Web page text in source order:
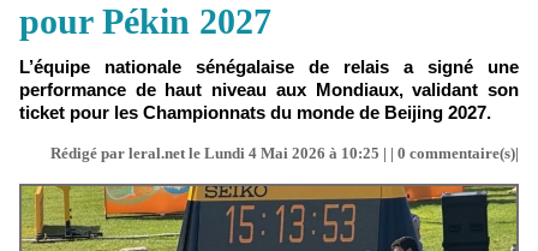
pour Pékin 2027
L’équipe nationale sénégalaise de relais a signé une
performance de haut niveau aux Mondiaux, validant son
ticket pour les Championnats du monde de Beijing 2027.
Rédigé par leral.net le Lundi 4 Mai 2026 à 10:25 | | 0 commentaire(s)|